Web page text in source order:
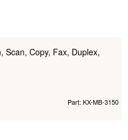
Scan, Copy, Fax, Duplex,
Part: KX-MB-3150